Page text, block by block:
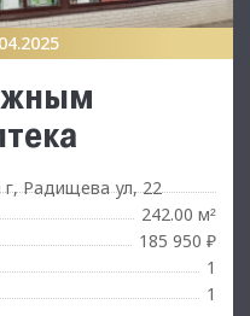
г, Радищева ул, 22
242.00 м²
185 950 ₽
1
1